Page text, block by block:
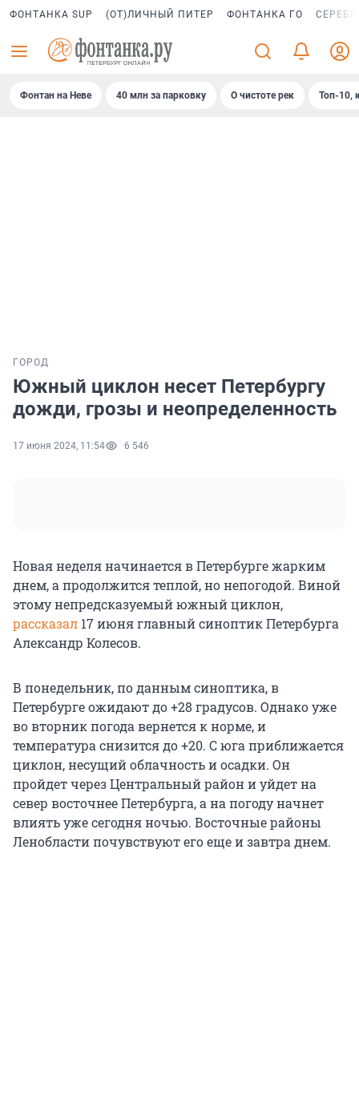
ФОНТАНКА SUP (ОТ)ЛИЧНЫЙ ПИТЕР ФОНТАНКА ГО
Фонтан на Неве 40 млн за парковку О чистоте рек Топ-10,
ГОРОД
Южный циклон несет Петербургу
дожди, грозы и неопределенность
17 июня 2024, 11:54 6 546
Новая неделя начинается в Петербурге жарким
днем, а продолжится теплой, но непогодой. Виной
этому непредсказуемый южный циклон,
рассказал 17 июня главный синоптик Петербурга
Александр Колесов.
В понедельник, по данным синоптика, в
Петербурге ожидают до +28 градусов. Однако уже
во вторник погода вернется к норме, и
температура снизится до +20. С юга приближается
циклон, несущий облачность и осадки. Он
пройдет через Центральный район и уйдет на
север восточнее Петербурга, а на погоду начнет
влиять уже сегодня ночью. Восточные районы
Ленобласти почувствуют его еще и завтра днем.